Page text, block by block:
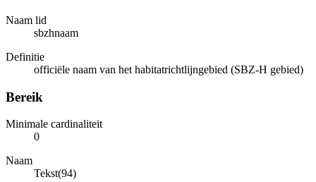
Naam lid
sbzhnaam
Definitie
officiële naam van het habitatrichtlijngebied (SBZ-H gebied)
Bereik
Minimale cardinaliteit
0
Naam
Tekst(94)